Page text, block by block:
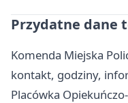
Przydatne dane
Komenda Miejska
kontakt, godziny,
Placówka